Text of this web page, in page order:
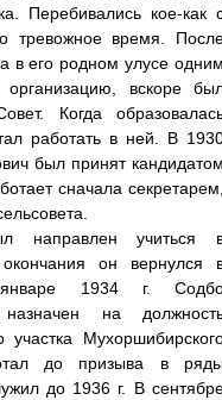
Перебивались кое-как
тревожное время.
в его родном улусе одним
вскоре
Когда
работать в ней. В
был принят кандидатом
сначала секретарем,
направлен учиться
он вернулся
1934 г.
на
участка
до призыва в
до 1936 г. В